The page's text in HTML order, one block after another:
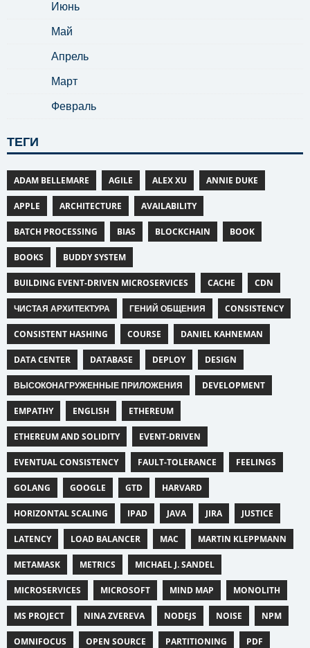
Июнь
Май
Апрель
Март
Февраль
ТЕГИ
ADAM BELLEMARE AGILE ALEX XU ANNIE DUKE
APPLE ARCHITECTURE AVAILABILITY
BATCH PROCESSING BIAS BLOCKCHAIN BOOK
BOOKS BUDDY SYSTEM
BUILDING EVENT-DRIVEN MICROSERVICES CACHE CDN
ЧИСТАЯ АРХИТЕКТУРА ГЕНИЙ ОБЩЕНИЯ CONSISTENCY
CONSISTENT HASHING COURSE DANIEL KAHNEMAN
DATA CENTER DATABASE DEPLOY DESIGN
ВЫСОКОНАГРУЖЕННЫЕ ПРИЛОЖЕНИЯ DEVELOPMENT
EMPATHY ENGLISH ETHEREUM
ETHEREUM AND SOLIDITY EVENT-DRIVEN
EVENTUAL CONSISTENCY FAULT-TOLERANCE FEELINGS
GOLANG GOOGLE GTD HARVARD
HORIZONTAL SCALING IPAD JAVA JIRA JUSTICE
LATENCY LOAD BALANCER MAC MARTIN KLEPPMANN
METAMASK METRICS MICHAEL J. SANDEL
MICROSERVICES MICROSOFT MIND MAP MONOLITH
MS PROJECT NINA ZVEREVA NODEJS NOISE NPM
OMNIFOCUS OPEN SOURCE PARTITIONING PDF